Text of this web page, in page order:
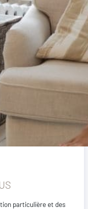
particulière et des